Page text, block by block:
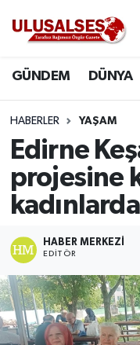
GÜNDEM DÜNYA
HABERLER YAŞAM
Edirne
projesine
HABER MERKEZI
EDITÖR
DÜNYA
SİYASET
EKONOMİ
SAĞLIK
MAGAZİN
SPOR
Trafik Durumu
Süper Lig Puan
Tüm Manşetler
Son Dakika
Haber Arşivi